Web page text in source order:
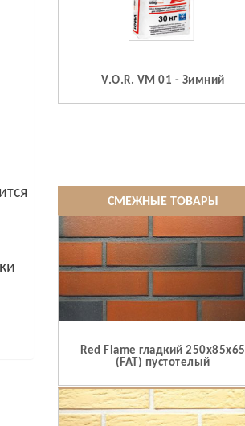
V.O.R. VM 01 - Зимний
СМЕЖНЫЕ ТОВАРЫ
Red Flame гладкий 250x85x65
(FAT) пустотелый